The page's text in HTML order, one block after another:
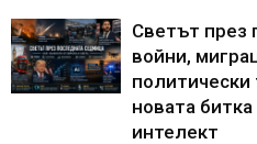
Светът през
войни,
политически
новата
интелект